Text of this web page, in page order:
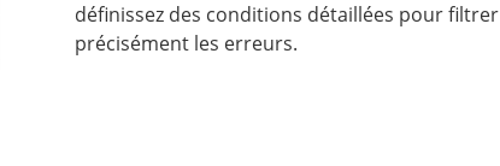
définissez des conditions détaillées pour filtrer
précisément les erreurs.